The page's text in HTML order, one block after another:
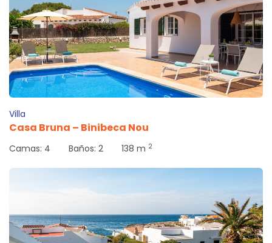
Villa
Casa Bruna – Binibeca Nou
Camas: 4 Baños: 2 138 m 2